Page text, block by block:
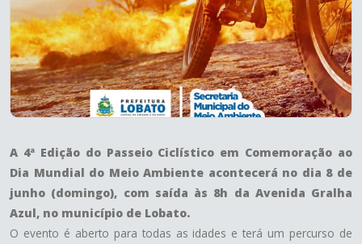
A 4ª Edição do Passeio Ciclístico em Comemoração ao
Dia Mundial do Meio Ambiente acontecerá no dia 8 de
junho (domingo), com saída às 8h da Avenida Gralha
Azul, no município de Lobato.
O evento é aberto para todas as idades e terá um percurso de